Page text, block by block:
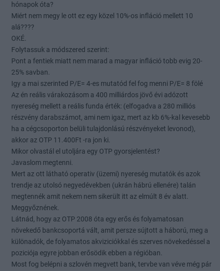
hónapok óta?
Miért nem megy le ott ez egy közel 10%-os infláció mellett 10
alá????
OKÉ.
Folytassuk a módszered szerint:
Pont a fentiek miatt nem marad a magyar infláció tobb evig 20-
25% savban.
Igy a mai szerinted P/E= 4-es mutatód fel fog menni P/E= 8 fölé
Az én reális várakozásom a 400 milliárdos jövő évi adózott
nyereség mellett a reális funda érték: (elfogadva a 280 milliós
részvény darabszámot, ami nem igaz, mert az kb 6%-kal kevesebb
ha a cégcsoporton belüli tulajdonlású részvényeket levonod),
akkor az OTP 11.400Ft -ra jon ki.
Mikor olvastál el utoljára egy OTP gyorsjelentést?
Javaslom megtenni.
Mert az ott látható operativ (üzemi) nyereség mutatók és azok
trendje az utolsó negyedévekben (ukrán hábrú ellenére) talán
megtennék amit nekem nem sikerült itt az elmúlt 8 év alatt.
Meggyőznének.
Látnád, hogy az OTP 2008 óta egy erős és folyamatosan
növekedő bankcsoportá vált, amit persze sújtott a háború, meg a
különadók, de folyamatos akviziciókkal és szerves növekedéssel a
poziciója egyre jobban erősödik ebben a régióban.
Most fog belépni a szlovén megvett bank, tervbe van véve még pár